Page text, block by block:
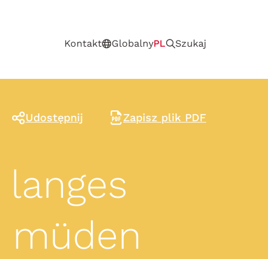
Kontakt GlobalnyPL Szukaj
müden
Udostępnij Zapisz plik PDF